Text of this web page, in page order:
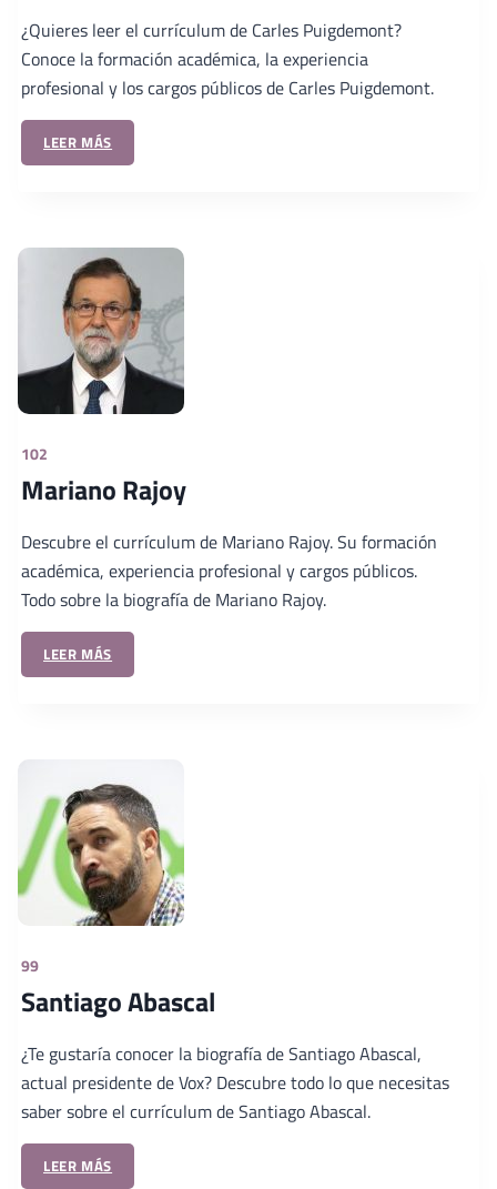
¿Quieres leer el currículum de Carles Puigdemont?
Conoce la formación académica, la experiencia
profesional y los cargos públicos de Carles Puigdemont.
LEER MÁS
102
Mariano Rajoy
Descubre el currículum de Mariano Rajoy. Su formación
académica, experiencia profesional y cargos públicos.
Todo sobre la biografía de Mariano Rajoy.
LEER MÁS
99
Santiago Abascal
¿Te gustaría conocer la biografía de Santiago Abascal,
actual presidente de Vox? Descubre todo lo que necesitas
saber sobre el currículum de Santiago Abascal.
LEER MÁS